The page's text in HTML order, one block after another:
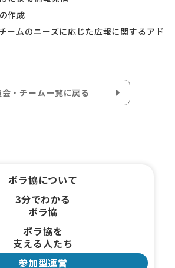
作成
ームのニーズに応じた広報に関するアド
・チーム一覧に戻る
ボラ協について
3分でわかる
ボラ協
ボラ協を
支える人たち
参加型運営